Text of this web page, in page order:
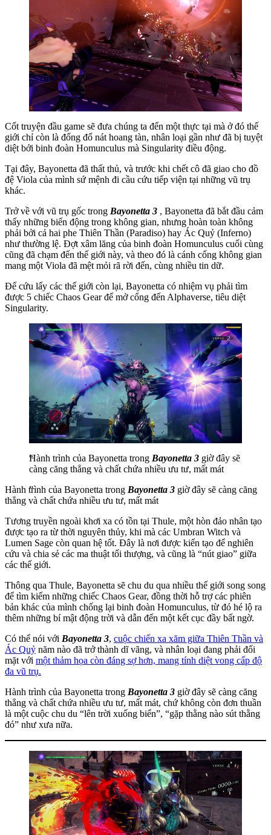
Cốt truyện đầu game sẽ đưa chúng ta đến một thực tại mà ở đó thế
giới chỉ còn là đống đổ nát hoang tàn, nhân loại gần như đã bị tuyệt
diệt bởi binh đoàn Homunculus mà Singularity điều động.
Tại đây, Bayonetta đã thất thủ, và trước khi chết cô đã giao cho đồ
đệ Viola của mình sứ mệnh đi cầu cứu tiếp viện tại những vũ trụ
khác.
Trở về với vũ trụ gốc trong Bayonetta 3 , Bayonetta đã bắt đầu cảm
thấy những biến động trong không gian, nhưng hoàn toàn không
phải bởi cả hai phe Thiên Thần (Paradiso) hay Ác Quỷ (Inferno)
như thường lệ. Đợt xâm lăng của binh đoàn Homunculus cuối cùng
cũng đã chạm đến thế giới này, và theo đó là cánh cổng không gian
mang một Viola đã mệt mỏi rã rời đến, cùng nhiều tin dữ.
Để cứu lấy các thế giới còn lại, Bayonetta có nhiệm vụ phải tìm
được 5 chiếc Chaos Gear để mở cổng đến Alphaverse, tiêu diệt
Singularity.
Hành trình của Bayonetta trong Bayonetta 3 giờ đây sẽ
càng căng thẳng và chất chứa nhiều ưu tư, mất mát
Hành trình của Bayonetta trong Bayonetta 3 giờ đây sẽ càng căng
thẳng và chất chứa nhiều ưu tư, mất mát
Tương truyền ngoài khơi xa có tồn tại Thule, một hòn đảo nhân tạo
được tạo ra từ thời nguyên thủy, khi mà các Umbran Witch và
Lumen Sage còn quan hệ tốt. Đây là nơi được kiến tạo để nghiên
cứu và chia sẻ các ma thuật tối thượng, và cũng là “nút giao” giữa
các thế giới.
Thông qua Thule, Bayonetta sẽ chu du qua nhiều thế giới song song
để tìm kiếm những chiếc Chaos Gear, đồng thời hỗ trợ các phiên
bản khác của mình chống lại binh đoàn Homunculus, từ đó hé lộ ra
thêm những bí mật động trời và dẫn đến một kết cục đầy bất ngờ.
Có thể nói với Bayonetta 3, cuộc chiến xa xăm giữa Thiên Thần và
Ác Quỷ năm nào đã trở thành dĩ vãng, và nhân loại đang phải đối
mặt với một thảm họa còn đáng sợ hơn, mang tính diệt vong cấp độ
đa vũ trụ.
Hành trình của Bayonetta trong Bayonetta 3 giờ đây sẽ càng căng
thẳng và chất chứa nhiều ưu tư, mất mát, chứ không còn đơn thuần
là một cuộc chu du “lên trời xuống biển”, “gặp thằng nào sút thằng
đó” như xưa nữa.